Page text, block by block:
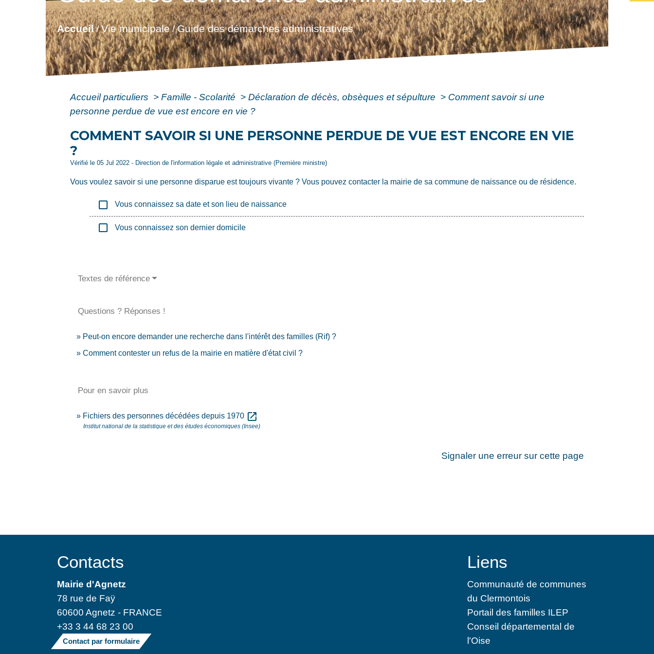
Accueil/Vie municipale/Guide des démarches administratives
Accueil particuliers > Famille - Scolarité > Déclaration de décès, obsèques et sépulture > Comment savoir si une
personne perdue de vue est encore en vie ?
COMMENT SAVOIR SI UNE PERSONNE PERDUE DE VUE EST ENCORE EN VIE
?
Vérifié le 05 Jul 2022 - Direction de l'information légale et administrative (Première ministre)
Vous voulez savoir si une personne disparue est toujours vivante ? Vous pouvez contacter la mairie de sa commune de naissance ou de résidence.
check_box_outline_blank Vous connaissez sa date et son lieu de naissance
check_box_outline_blank Vous connaissez son dernier domicile
Textes de référence
Questions ? Réponses !
Peut-on encore demander une recherche dans l'intérêt des familles (Rif) ?
Comment contester un refus de la mairie en matière d'état civil ?
Pour en savoir plus
Fichiers des personnes décédées depuis 1970 open_in_new
Institut national de la statistique et des études économiques (Insee)
Signaler une erreur sur cette page
Contacts
Mairie d'Agnetz
78 rue de Faÿ
60600 Agnetz - FRANCE
+33 3 44 68 23 00
Contact par formulaire
Liens
Communauté de communes
du Clermontois
Portail des familles ILEP
Conseil départemental de
l'Oise